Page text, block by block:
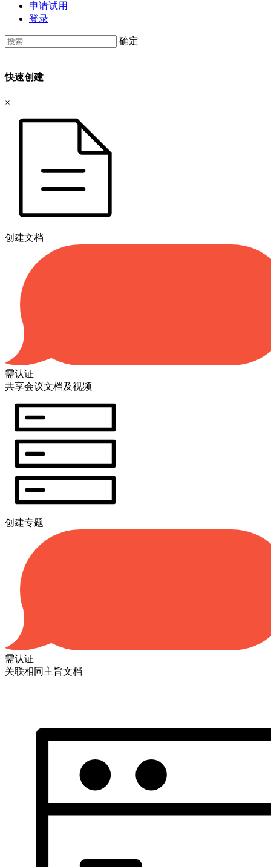
申请试用
登录
确定
快速创建
×
创建文档
需认证
共享会议文档及视频
创建专题
需认证
关联相同主旨文档